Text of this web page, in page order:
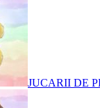
JUCARII DE